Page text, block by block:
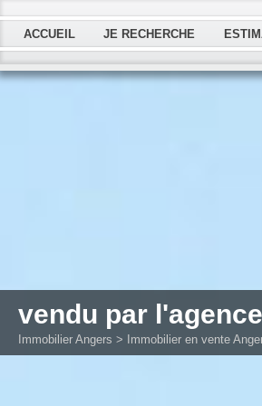
ACCUEIL JE RECHERCHE
vendu par l'agence
Immobilier Angers > Immobilier en vente